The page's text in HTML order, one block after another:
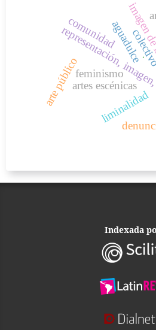
representación,
feminismo
artes escénicas
liminalidad
aguadulce
comunidad
arte público .
Indexada